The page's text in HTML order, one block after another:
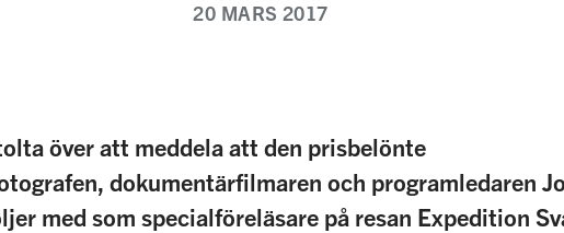
20 MARS 2017
över att meddela att den prisbelönte
dokumentärfilmaren och programledaren
med som specialföreläsare på resan Expedition